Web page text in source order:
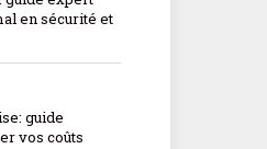
en sécurité et
guide
vos coûts